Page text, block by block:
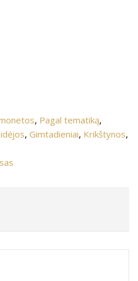
, Pagal tematiką,
, Gimtadieniai, Krikštynos,